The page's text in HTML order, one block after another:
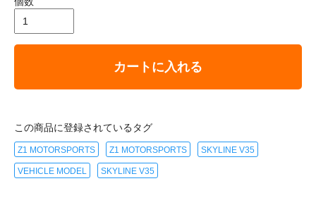
カートに入れる
この商品に登録されているタグ
Z1 MOTORSPORTS Z1 MOTORSPORTS SKYLINE V35
VEHICLE MODEL SKYLINE V35